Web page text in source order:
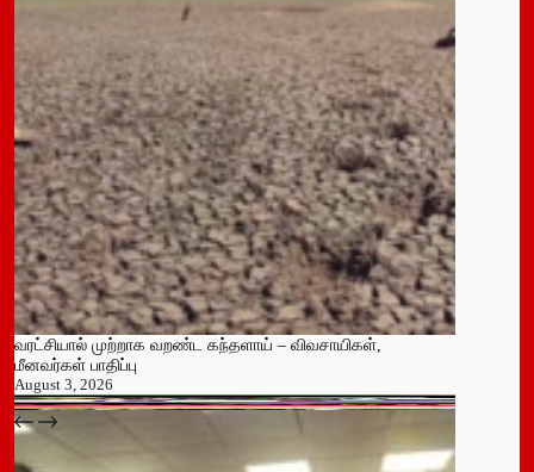
வரட்சியால் முற்றாக வறண்ட கந்தளாய் – விவசாயிகள்,
மீனவர்கள் பாதிப்பு
August 3, 2026
பதுளை மாநகர சபையின் NPP உறுப்பினர் திடீர் ராஜினாமா!
July 14, 2026